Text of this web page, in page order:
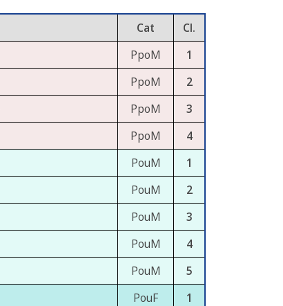
Cat
Cl.
PpoM
1
PpoM
2
PpoM
3
PpoM
4
PouM
1
PouM
2
PouM
3
PouM
4
PouM
5
PouF 1